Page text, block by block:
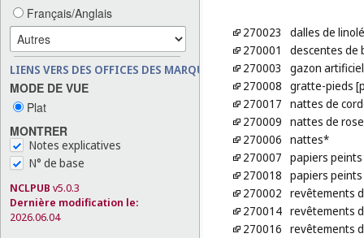
Français/Anglais
LIENS VERS DES OFFICES DES MARQUES
MODE DE VUE
Plat
MONTRER
Notes explicatives
N° de base
NCLPUB v5.0.3
Dernière modification le:
2026.06.04
270023
dalles de
270001
descentes de
270003
gazon artificiel
270008 gratte-pieds
270017 nattes de
270009 nattes de
270006 nattes*
270007 papiers peints
270018 papiers
270002 revêtements
270014 revêtements
270016 revêtements